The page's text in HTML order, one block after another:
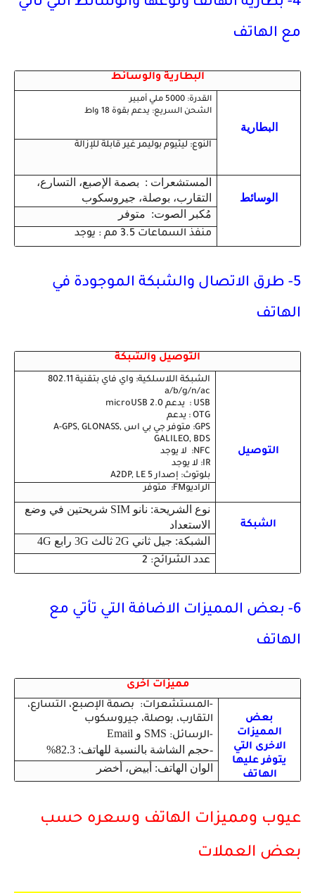
مع الهاتف
البطارية والوسائط
البطارية
القدرة: 5000 ملي أمبير
الشحن السريع: يدعم بقوة 18 واط
النوع: ليثيوم بوليمر غير قابلة للإزالة
الوسائط
المستشعرات : بصمة الإصبع، التسارع،
التقارب، بوصلة، جيروسكوب
مُكبر الصوت: متوفر
منفذ السماعات 3.5 مم : يوجد
5- طرق الاتصال والشبكة الموجودة في
الهاتف
التوصيل والشبكة
التوصيل
الشبكة اللاسلكية: واي فاي بتقنية 802.11
a/b/g/n/ac
USB : يدعم microUSB 2.0
OTG : يدعم
GPS: متوفر جي بي اس A-GPS, GLONASS,
GALILEO, BDS
NFC:
لا يوجد
IR: لا يوجد
بلوتوث: إصدار 5 A2DP, LE
الراديوFM: متوفر
الشبكة
نوع الشريحة:
نانو SIM شريحتين في وضع
الاستعداد
الشبكة: جيل ثاني 2G ثالث 3G رابع 4G
عدد الشرائح: 2
6- بعض المميزات الاضافة التي تأتي مع
الهاتف
مميزات اخرى
بعض
المميزات
الاخرى التي
يتوفر عليها
الهاتف
-المستشعرات: بصمة الإصبع، التسارع،
التقارب، بوصلة، جيروسكوب
-الرسائل: SMS و Email
-حجم الشاشة بالنسبة للهاتف: 82.3%
الوان الهاتف: أبيض، أخضر
عيوب ومميزات الهاتف وسعره حسب
بعض العملات